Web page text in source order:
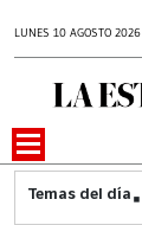
LUNES 10 AGOSTO 2026